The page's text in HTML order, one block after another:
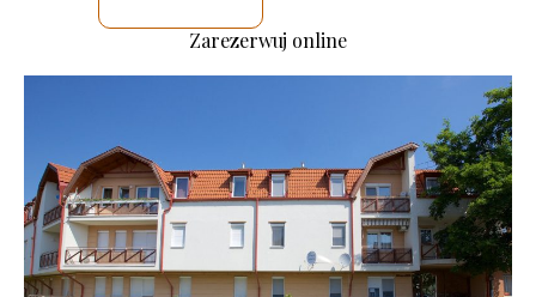
Zarezerwuj online